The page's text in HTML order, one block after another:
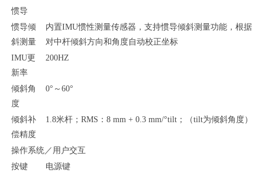
惯导
惯导倾
斜测量
内置IMU惯性测量传感器，支持惯导倾斜测量功能，根据
对中杆倾斜方向和角度自动校正坐标
IMU更
新率
200HZ
倾斜角
度
0°～60°
倾斜补
偿精度
1.8米杆；RMS：8 mm + 0.3 mm/°tilt；（tilt为倾斜角度）
操作系统／用户交互
按键
电源键